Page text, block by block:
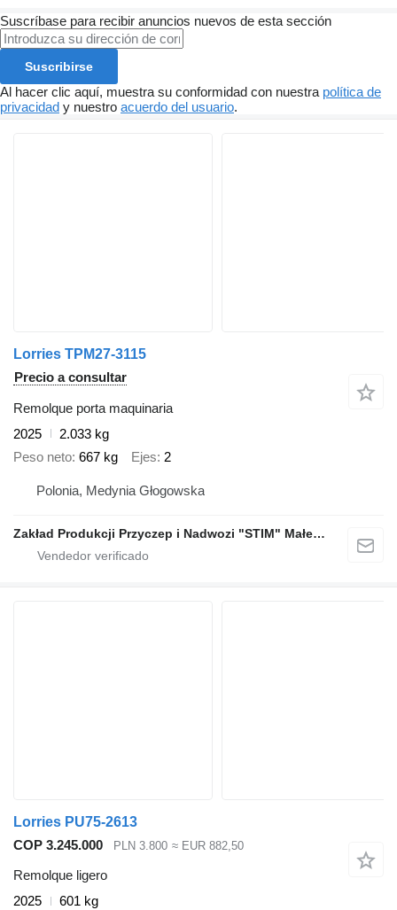
Suscríbase para recibir anuncios nuevos de esta sección
Suscribirse
Al hacer clic aquí, muestra su conformidad con nuestra política de
privacidad y nuestro acuerdo del usuario.
Lorries TPM27-3115
Precio a consultar
Remolque porta maquinaria
2025
2.033 kg
Peso neto 667 kg Ejes 2
Polonia, Medynia Głogowska
Zakład Produkcji Przyczep i Nadwozi "STIM" Małecki s.j.
Lorries PU75-2613
COP 3.245.000
PLN 3.800 ≈ EUR 882,50
Remolque ligero
2025
601 kg